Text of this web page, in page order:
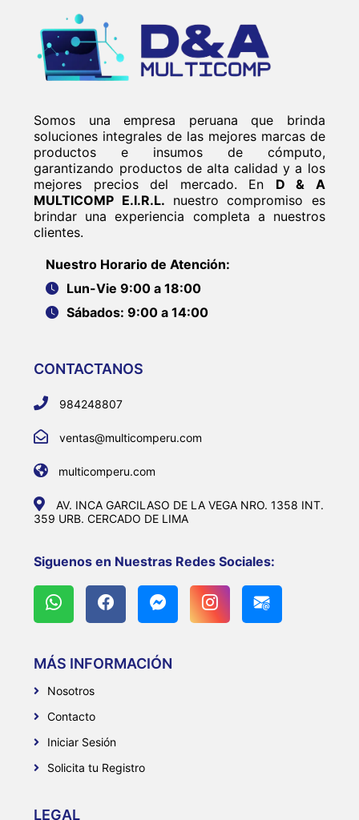
Somos una empresa peruana que brinda
soluciones integrales de las mejores marcas de
productos e insumos de cómputo,
garantizando productos de alta calidad y a los
mejores precios del mercado. En D & A
MULTICOMP E.I.R.L. nuestro compromiso es
brindar una experiencia completa a nuestros
clientes.
Nuestro Horario de Atención:
Lun-Vie 9:00 a 18:00
Sábados: 9:00 a 14:00
CONTACTANOS
984248807
ventas@multicomperu.com
multicomperu.com
AV. INCA GARCILASO DE LA VEGA NRO. 1358 INT.
359 URB. CERCADO DE LIMA
Siguenos en Nuestras Redes Sociales:
MÁS INFORMACIÓN
Nosotros
Contacto
Iniciar Sesión
Solicita tu Registro
LEGAL